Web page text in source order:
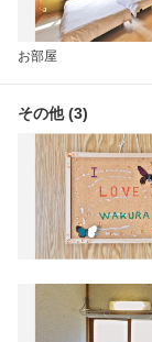
お部屋
その他 (3)